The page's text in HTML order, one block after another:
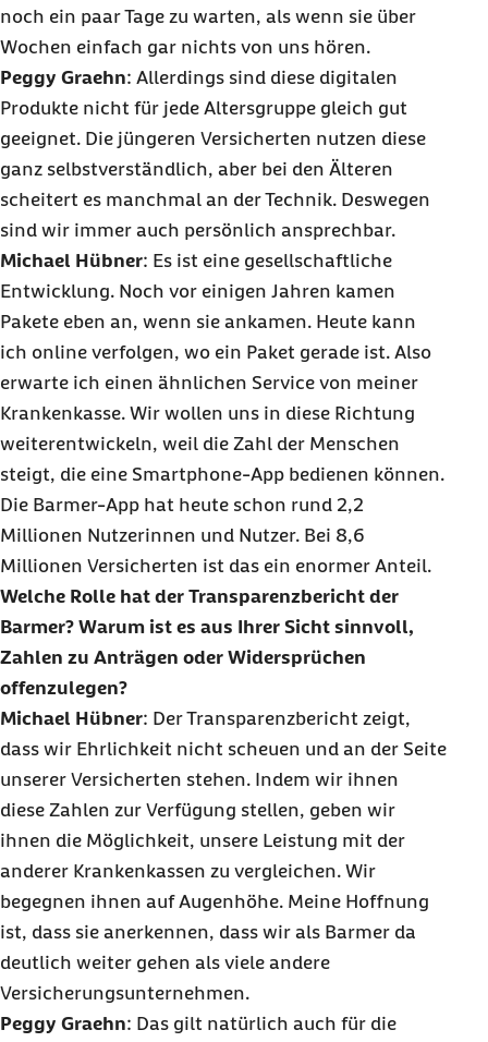
noch ein paar Tage zu warten, als wenn sie über
Wochen einfach gar nichts von uns hören.
Peggy Graehn: Allerdings sind diese digitalen
Produkte nicht für jede Altersgruppe gleich gut
geeignet. Die jüngeren Versicherten nutzen diese
ganz selbstverständlich, aber bei den Älteren
scheitert es manchmal an der Technik. Deswegen
sind wir immer auch persönlich ansprechbar.
Michael Hübner: Es ist eine gesellschaftliche
Entwicklung. Noch vor einigen Jahren kamen
Pakete eben an, wenn sie ankamen. Heute kann
ich online verfolgen, wo ein Paket gerade ist. Also
erwarte ich einen ähnlichen Service von meiner
Krankenkasse. Wir wollen uns in diese Richtung
weiterentwickeln, weil die Zahl der Menschen
steigt, die eine Smartphone-App bedienen können.
Die Barmer-App hat heute schon rund 2,2
Millionen Nutzerinnen und Nutzer. Bei 8,6
Millionen Versicherten ist das ein enormer Anteil.
Welche Rolle hat der Transparenzbericht der
Barmer? Warum ist es aus Ihrer Sicht sinnvoll,
Zahlen zu Anträgen oder Widersprüchen
offenzulegen?
Michael Hübner: Der Transparenzbericht zeigt,
dass wir Ehrlichkeit nicht scheuen und an der Seite
unserer Versicherten stehen. Indem wir ihnen
diese Zahlen zur Verfügung stellen, geben wir
ihnen die Möglichkeit, unsere Leistung mit der
anderer Krankenkassen zu vergleichen. Wir
begegnen ihnen auf Augenhöhe. Meine Hoffnung
ist, dass sie anerkennen, dass wir als Barmer da
deutlich weiter gehen als viele andere
Versicherungsunternehmen.
Peggy Graehn: Das gilt natürlich auch für die